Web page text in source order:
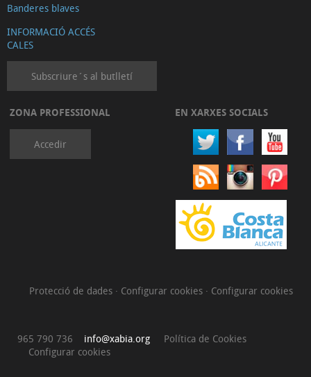
Banderes blaves
INFORMACIÓ ACCÉS
CALES
Subscriure´s al butlletí
ZONA PROFESSIONAL
Accedir
EN XARXES SOCIALS
Protecció de dades · Configurar cookies · Configurar cookies
965 790 736 info@xabia.org
Política de Cookies
Configurar cookies